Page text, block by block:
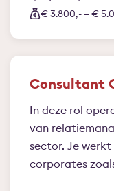
€ 3.800,- – €
Consultant
In deze rol
van
sector. Je
corporates